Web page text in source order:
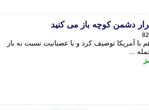
دشمن کوچه باز می کنید
آمریکا توصیف کرد و با عصبانیت نسبت به باز
...